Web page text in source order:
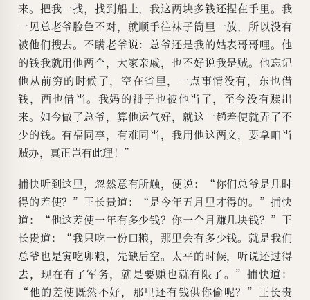
来。把我一找，找到船上，我这两块多钱还捏在手里。我
一见总老爷脸色不对，就顺手往袜子筒里一放，所以没有
被他们搜去。不瞒老爷说：总爷还是我的姑表哥哥哩。他
的钱我就用他两个，大家亲戚，也不好说我是贼。他忘记
他从前穷的时候了，空在省里，一点事情没有，东也借
钱，西也借当。我妈的褂子也被他当了，至今没有赎出
来。如今做了总爷，算他运气好，就这一趟差使就弄了不
少的钱。有福同享，有难同当，我用他这两文，要拿咱当
贼办，真正岂有此理！”
捕快听到这里，忽然意有所触，便说：“你们总爷是几时
得的差使？”王长贵道：“是今年五月里才得的。”捕快
道：“他这差使一年有多少钱？你一个月赚几块钱？”王
长贵道：“我只吃一份口粮，那里会有多少钱。就是我们
总爷也是寅吃卯粮，先缺后空。太平的时候，听说还过得
去，现在有了军务，就是要赚也就有限了。”捕快道：
“他的差使既然不好，那里还有钱供你偷呢？”王长贵